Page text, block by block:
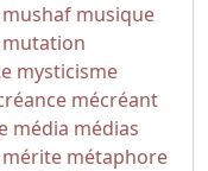
mushaf musique
mutation
mysticisme
mécréant
média médias
mérite métaphore